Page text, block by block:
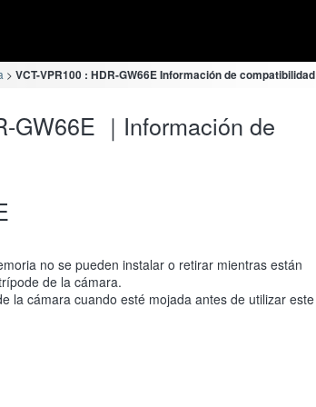
VCT-VPR100 : HDR-GW66E Información de compatibilidad
GW66E ｜Información de
no se pueden instalar o retirar mientras están
de la cámara.
la cámara cuando esté mojada antes de utilizar este